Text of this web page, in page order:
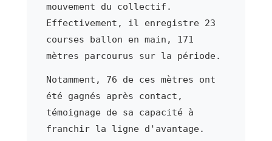
mouvement du collectif.
Effectivement, il enregistre 23
courses ballon en main, 171
mètres parcourus sur la période.
Notamment, 76 de ces mètres ont
été gagnés après contact,
témoignage de sa capacité à
franchir la ligne d'avantage.